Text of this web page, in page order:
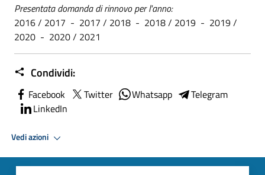
Presentata domanda di rinnovo per l'anno:
2016 / 2017 - 2017 / 2018 - 2018 / 2019 - 2019 /
2020 - 2020 / 2021
Condividi:
Facebook Twitter Whatsapp
Telegram
LinkedIn
Vedi azioni